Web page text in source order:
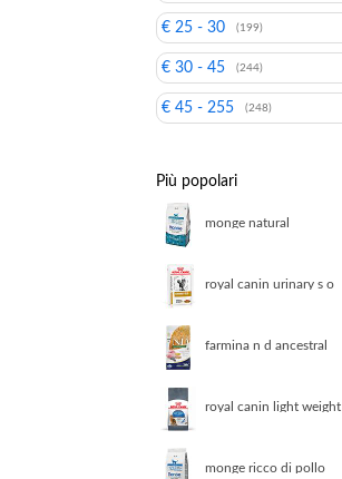
€ 25 - 30 (199)
€ 30 - 45 (244)
€ 45 - 255 (248)
Più popolari
monge natural
royal canin urinary s o
farmina n d ancestral
royal canin light weight
monge ricco di pollo